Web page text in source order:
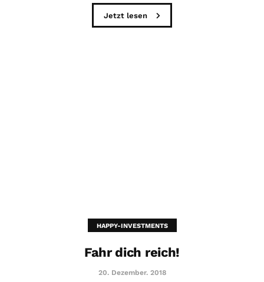
Jetzt lesen
HAPPY-INVESTMENTS
Fahr dich reich!
20. Dezember. 2018